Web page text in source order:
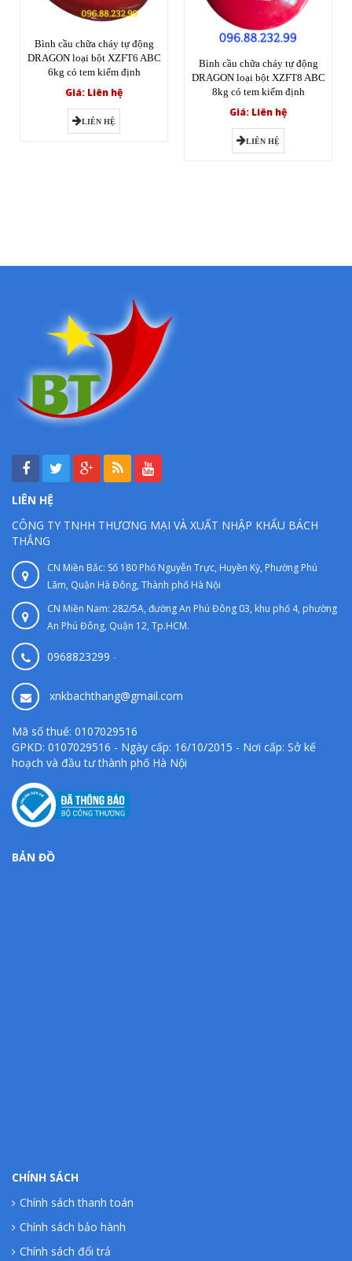
Bình cầu chữa cháy tự động
DRAGON loại bột XZFT6 ABC
6kg có tem kiểm định
Giá: Liên hệ
LIÊN HỆ
Bình cầu chữa cháy tự động
DRAGON loại bột XZFT8 ABC
8kg có tem kiểm định
Giá: Liên hệ
LIÊN HỆ
LIÊN HỆ
CÔNG TY TNHH THƯƠNG MẠI VÀ XUẤT NHẬP KHẨU BÁCH
THẮNG
CN Miền Bắc: Số 180 Phố Nguyễn Trực, Huyền Kỳ, Phường Phú
Lãm, Quận Hà Đông, Thành phố Hà Nội
CN Miền Nam: 282/5A, đường An Phú Đông 03, khu phố 4, phường
An Phú Đông, Quận 12, Tp.HCM.
0968823299 -
xnkbachthang@gmail.com
Mã số thuế: 0107029516
GPKD: 0107029516 - Ngày cấp: 16/10/2015 - Nơi cấp: Sở kế
hoạch và đầu tư thành phố Hà Nội
BẢN ĐỒ
CHÍNH SÁCH
Chính sách thanh toán
Chính sách bảo hành
Chính sách đổi trả